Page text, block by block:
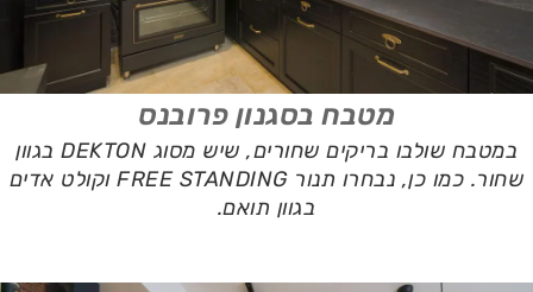
מטבח בסגנון פרובנס
במטבח שולבו בריקים שחורים, שיש מסוג DEKTON בגוון
שחור. כמו כן, נבחרו תנור FREE STANDING וקולט אדים
בגוון תואם.